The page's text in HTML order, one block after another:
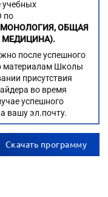
учебных
по
ОБЩАЯ
МЕДИЦИНА).
после успешного
материалам Школы
присутствия
во время
успешного
вашу эл.почту.
Скачать программу